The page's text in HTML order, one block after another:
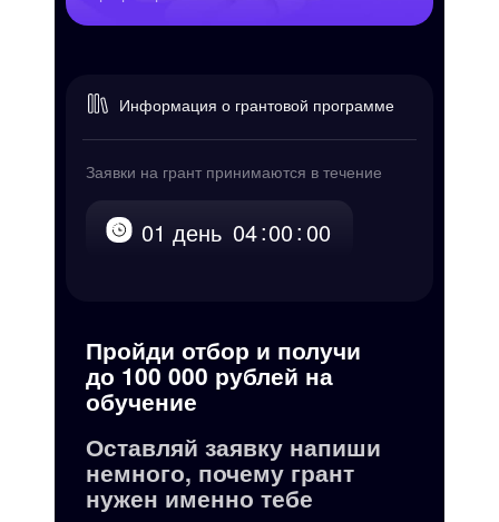
Информация о грантовой программе
Пройди отбор и получи
до 100 000 рублей на
обучение
Заявки на грант принимаются в течение
01 день 04:00:00
Оставляй заявку напиши
немного, почему грант
нужен именно тебе